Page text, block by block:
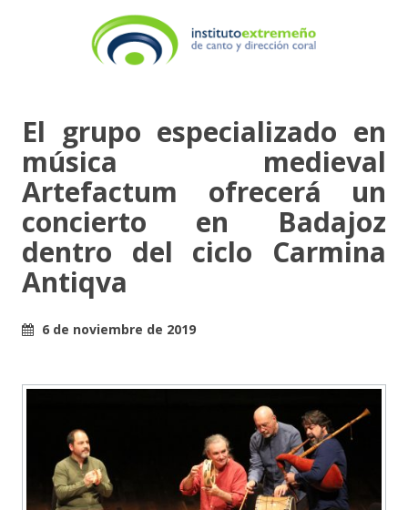
El grupo especializado en
música medieval
Artefactum ofrecerá un
concierto en Badajoz
dentro del ciclo Carmina
Antiqva
6 de noviembre de 2019